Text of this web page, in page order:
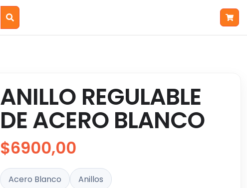
ANILLO REGULABLE
DE ACERO BLANCO
$6900,00
Acero Blanco Anillos